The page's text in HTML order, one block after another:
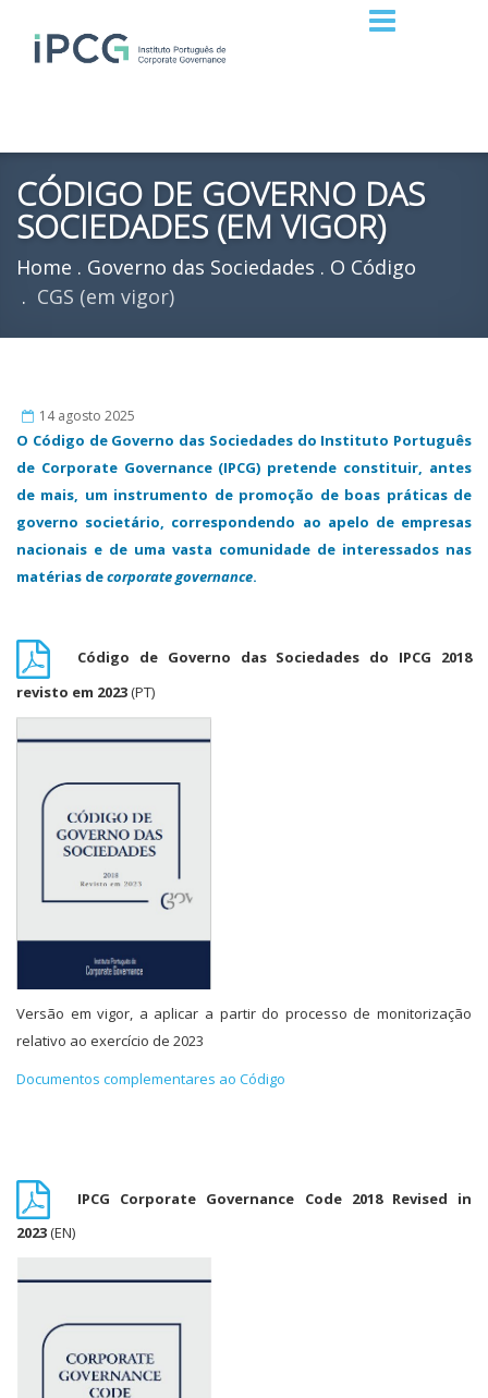
CÓDIGO DE GOVERNO DAS
SOCIEDADES (EM VIGOR)
Home Governo das Sociedades
O Código
CGS (em vigor)
14 agosto 2025
O Código de Governo das Sociedades do Instituto Português
de Corporate Governance (IPCG) pretende constituir, antes
de mais, um instrumento de promoção de boas práticas de
governo societário, correspondendo ao apelo de empresas
nacionais e de uma vasta comunidade de interessados nas
matérias decorporate governance.
Código de Governo das Sociedades do IPCG 2018
revisto em 2023(PT)
Versão em vigor, a aplicar a partir do processo de monitorização
relativo ao exercício de 2023
Documentos complementares ao Código
IPCG Corporate Governance Code 2018 Revised in
2023(EN)